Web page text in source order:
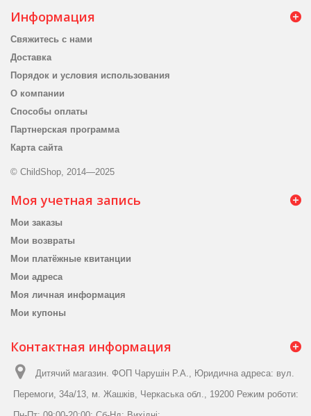
Информация
Свяжитесь с нами
Доставка
Порядок и условия использования
О компании
Способы оплаты
Партнерская программа
Карта сайта
© ChildShop, 2014—2025
Моя учетная запись
Мои заказы
Мои возвраты
Мои платёжные квитанции
Мои адреса
Моя личная информация
Мои купоны
Контактная информация
Дитячий магазин. ФОП Чарушін Р.А., Юридична адреса: вул.
Перемоги, 34а/13, м. Жашків, Черкаська обл., 19200 Режим роботи: